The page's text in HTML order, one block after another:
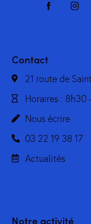
Contact
21 route de
Horaires : 8h30
Nous écrire
03 22 19 38 17
Actualités
Notre activité